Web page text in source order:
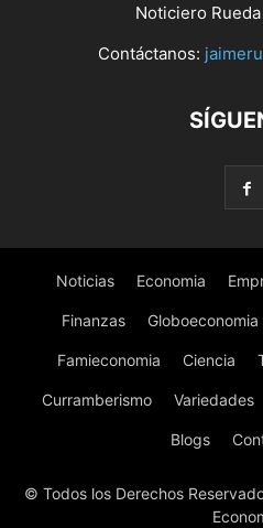
Noticiero
Contáctanos:
Noticias Economia
Finanzas Globoeconomia
Famieconomia Ciencia
Curramberismo Variedades
Blogs
© Todos los Derechos